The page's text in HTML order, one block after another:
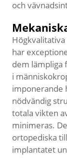
och
har
dem lämpliga
i
imponerande
nödvändig
totala vikten
minimeras.
ortopediska
implantatet